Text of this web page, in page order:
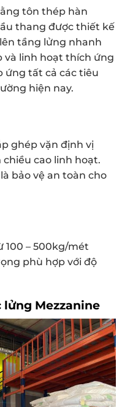
tôn thép hàn
thang được thiết kế
tầng lửng nhanh
và linh hoạt thích ứng
ứng tất cả các tiêu
hiện nay.
ghép vặn định vị
cao linh hoạt.
bảo vệ an toàn cho
100 – 500kg/mét
phù hợp với độ
lửng Mezzanine